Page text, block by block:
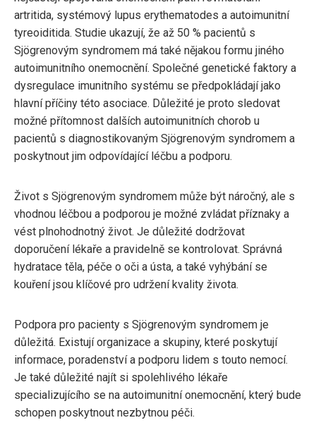
artritida, systémový lupus erythematodes a autoimunitní
tyreoiditida. Studie ukazují, že až 50 % pacientů s
Sjögrenovým syndromem má také nějakou formu jiného
autoimunitního onemocnění. Společné genetické faktory a
dysregulace imunitního systému se předpokládají jako
hlavní příčiny této asociace. Důležité je proto sledovat
možné přítomnost dalších autoimunitních chorob u
pacientů s diagnostikovaným Sjögrenovým syndromem a
poskytnout jim odpovídající léčbu a podporu.
Život s Sjögrenovým syndromem může být náročný, ale s
vhodnou léčbou a podporou je možné zvládat příznaky a
vést plnohodnotný život. Je důležité dodržovat
doporučení lékaře a pravidelně se kontrolovat. Správná
hydratace těla, péče o oči a ústa, a také vyhýbání se
kouření jsou klíčové pro udržení kvality života.
Podpora pro pacienty s Sjögrenovým syndromem je
důležitá. Existují organizace a skupiny, které poskytují
informace, poradenství a podporu lidem s touto nemocí.
Je také důležité najít si spolehlivého lékaře
specializujícího se na autoimunitní onemocnění, který bude
schopen poskytnout nezbytnou péči.